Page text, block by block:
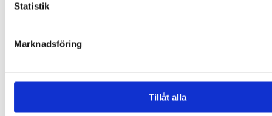
Statistik
Marknadsföring
Tillåt alla
189,00kr